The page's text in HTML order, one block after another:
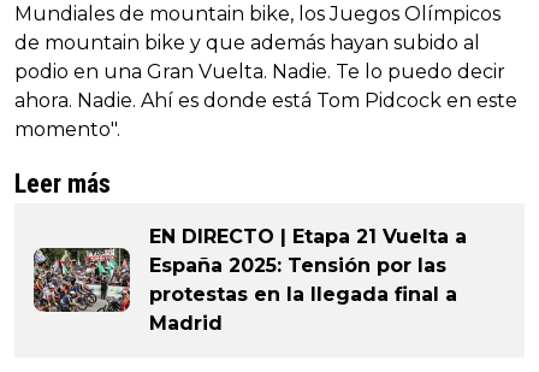
Mundiales de mountain bike, los Juegos Olímpicos
de mountain bike y que además hayan subido al
podio en una Gran Vuelta. Nadie. Te lo puedo decir
ahora. Nadie. Ahí es donde está Tom Pidcock en este
momento".
Leer más
EN DIRECTO | Etapa 21 Vuelta a
España 2025: Tensión por las
protestas en la llegada final a
Madrid